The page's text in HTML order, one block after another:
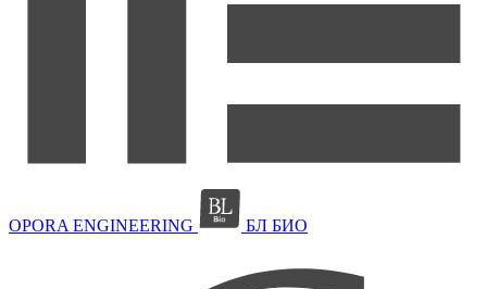
OPORA ENGINEERING БЛ БИО